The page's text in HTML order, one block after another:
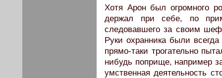
Хотя Арон был огромного
держал при себе, по
следовавшего за своим
Руки охранника были
прямо-таки трогательно
нибудь поприще, например
умственная деятельность